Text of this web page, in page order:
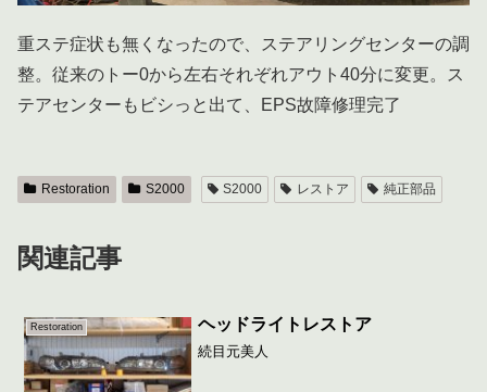
重ステ症状も無くなったので、ステアリングセンターの調
整。従来のトー0から左右それぞれアウト40分に変更。ス
テアセンターもビシっと出て、EPS故障修理完了
Restoration S2000 S2000 レストア 純正部品
関連記事
Restoration ヘッドライトレストア
続目元美人